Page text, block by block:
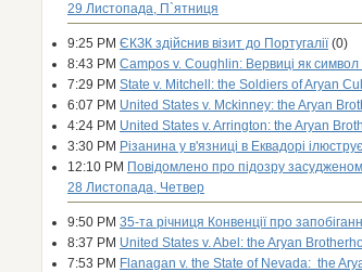
29 Листопада, П`ятниця
9:25 PM ЄКЗК здійснив візит до Португалії (0)
8:43 PM Campos v. Coughlin: Вервиці як
7:29 PM State v. Mitchell: the Soldiers of Aryan
6:07 PM United States v. Mckinney: the Aryan
4:24 PM United States v. Arrington: the Aryan
3:30 PM Різанина у в'язниці в Еквадорі
12:10 PM Повідомлено про підозру
28 Листопада, Четвер
9:50 PM 35-та річниця Конвенції про
8:37 PM United States v. Abel: the Aryan
7:53 PM Flanagan v. the State of Nevada: the